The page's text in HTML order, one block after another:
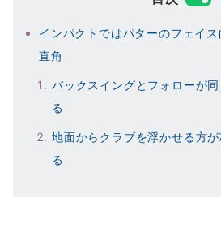
インパクトではパターのフェイ
直角
バックスイングとフォローが
る
地面からクラブを浮かせる方
る